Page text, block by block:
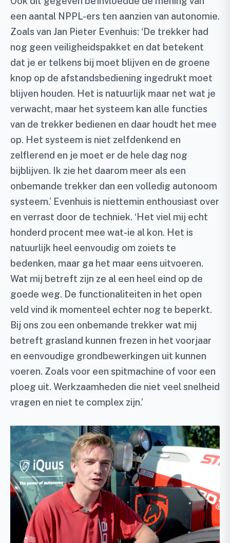
een aantal NPPL-ers ten aanzien van autonomie.
Zoals van Jan Pieter Evenhuis: ‘De trekker had
nog geen veiligheidspakket en dat betekent
dat je er telkens bij moet blijven en de groene
knop op de afstandsbediening ingedrukt moet
blijven houden. Het is natuurlijk maar net wat je
verwacht, maar het systeem kan alle functies
van de trekker bedienen en daar houdt het mee
op. Het systeem is niet zelfdenkend en
zelflerend en je moet er de hele dag nog
bijblijven. Ik zie het daarom meer als een
onbemande trekker dan een volledig autonoom
systeem.’ Evenhuis is niettemin enthousiast over
en verrast door de techniek. ‘Het viel mij echt
honderd procent mee wat-ie al kon. Het is
natuurlijk heel eenvoudig om zoiets te
bedenken, maar ga het maar eens uitvoeren.
Wat mij betreft zijn ze al een heel eind op de
goede weg. De functionaliteiten in het open
veld vind ik momenteel echter nog te beperkt.
Bij ons zou een onbemande trekker wat mij
betreft grasland kunnen frezen in het voorjaar
en eenvoudige grondbewerkingen uit kunnen
voeren. Zoals voor een spitmachine of voor een
ploeg uit. Werkzaamheden die niet veel snelheid
vragen en niet te complex zijn.’